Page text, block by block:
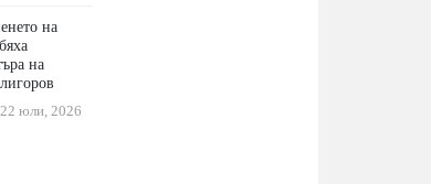
на
на
22 юли, 2026